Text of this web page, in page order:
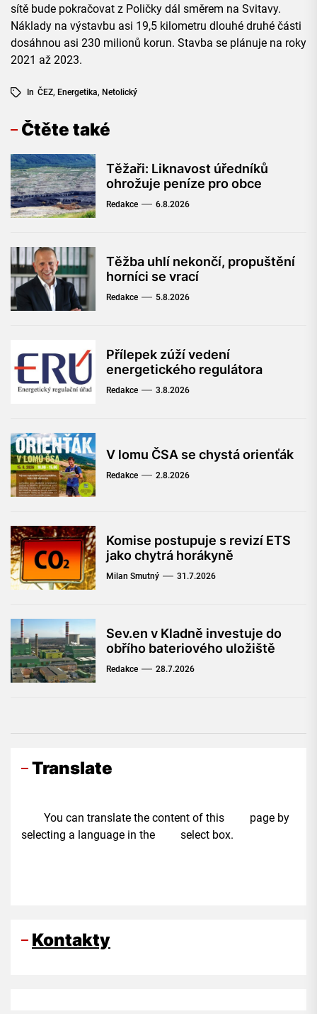
sítě bude pokračovat z Poličky dál směrem na Svitavy.
Náklady na výstavbu asi 19,5 kilometru dlouhé druhé části
dosáhnou asi 230 milionů korun. Stavba se plánuje na roky
2021 až 2023.
In ČEZ, Energetika, Netolický
Čtěte také
Těžaři: Liknavost úředníků
ohrožuje peníze pro obce
Redakce 6.8.2026
Těžba uhlí nekončí, propuštění
horníci se vrací
Redakce 5.8.2026
Přílepek zúží vedení
energetického regulátora
Redakce 3.8.2026
V lomu ČSA se chystá orienťák
Redakce 2.8.2026
Komise postupuje s revizí ETS
jako chytrá horákyně
Milan Smutný 31.7.2026
Sev.en v Kladně investuje do
obřího bateriového uložiště
Redakce 28.7.2026
Translate
You can translate the content of this page by
selecting a language in the select box.
Kontakty